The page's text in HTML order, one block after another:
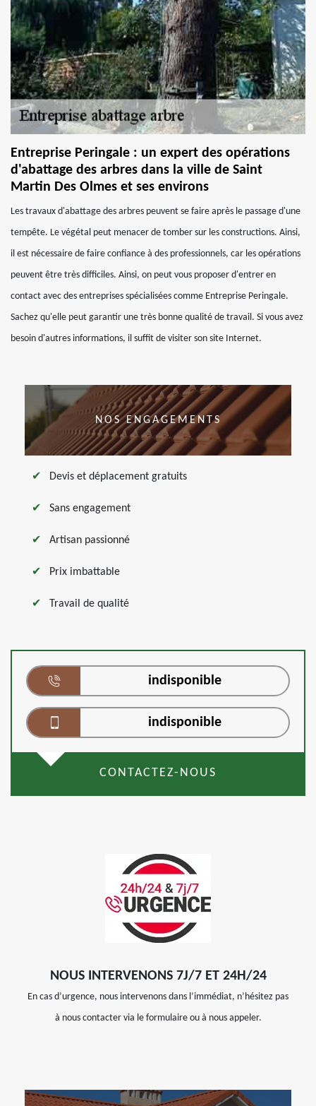
Entreprise Peringale : un expert des opérations
d'abattage des arbres dans la ville de Saint
Martin Des Olmes et ses environs
Les travaux d'abattage des arbres peuvent se faire après le passage d'une
tempête. Le végétal peut menacer de tomber sur les constructions. Ainsi,
il est nécessaire de faire confiance à des professionnels, car les opérations
peuvent être très difficiles. Ainsi, on peut vous proposer d'entrer en
contact avec des entreprises spécialisées comme Entreprise Peringale.
Sachez qu'elle peut garantir une très bonne qualité de travail. Si vous avez
besoin d'autres informations, il suffit de visiter son site Internet.
NOS ENGAGEMENTS
Devis et déplacement gratuits
Sans engagement
Artisan passionné
Prix imbattable
Travail de qualité
indisponible
indisponible
CONTACTEZ-NOUS
NOUS INTERVENONS 7J/7 ET 24H/24
En cas d’urgence, nous intervenons dans l’immédiat, n’hésitez pas
à nous contacter via le formulaire ou à nous appeler.